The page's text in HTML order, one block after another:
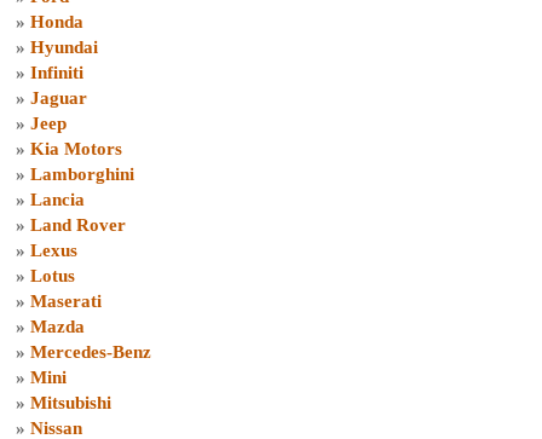
» Honda
» Hyundai
» Infiniti
» Jaguar
» Jeep
» Kia Motors
» Lamborghini
» Lancia
» Land Rover
» Lexus
» Lotus
» Maserati
» Mazda
» Mercedes-Benz
» Mini
» Mitsubishi
» Nissan